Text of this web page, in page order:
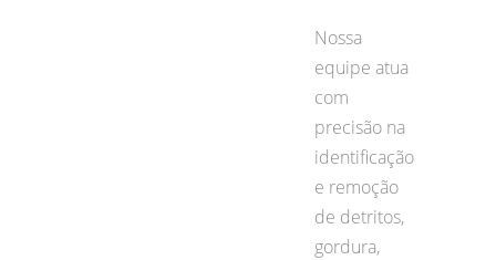
Nossa
equipe atua
com
precisão na
identificação
e remoção
de detritos,
gordura,